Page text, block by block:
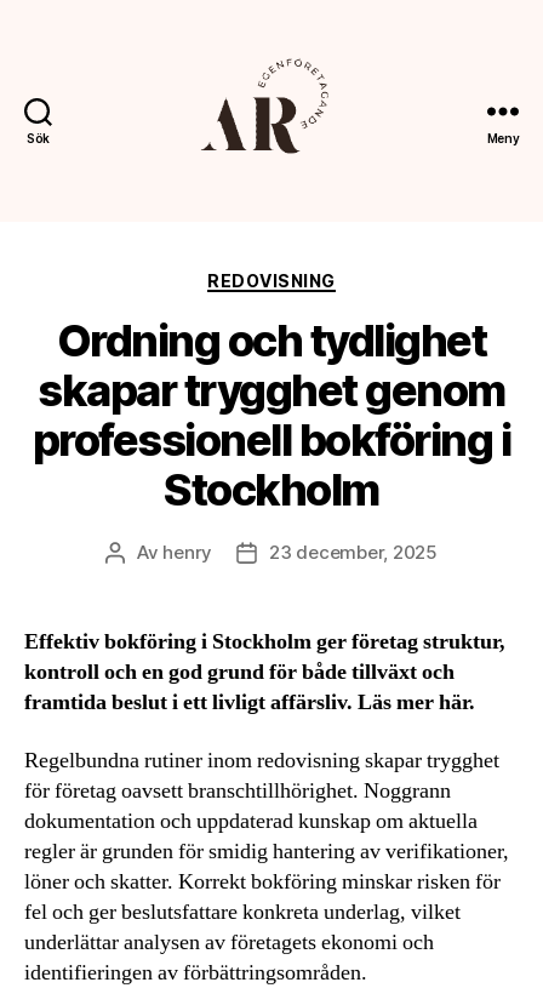
Sök Meny
Kategorier
REDOVISNING
Ordning och tydlighet
skapar trygghet genom
professionell bokföring i
Stockholm
Inläggsförfattare
Av henry Inläggsdatum
23 december, 2025
Effektiv bokföring i Stockholm ger företag struktur,
kontroll och en god grund för både tillväxt och
framtida beslut i ett livligt affärsliv. Läs mer här.
Regelbundna rutiner inom redovisning skapar trygghet
för företag oavsett branschtillhörighet. Noggrann
dokumentation och uppdaterad kunskap om aktuella
regler är grunden för smidig hantering av verifikationer,
löner och skatter. Korrekt bokföring minskar risken för
fel och ger beslutsfattare konkreta underlag, vilket
underlättar analysen av företagets ekonomi och
identifieringen av förbättringsområden.